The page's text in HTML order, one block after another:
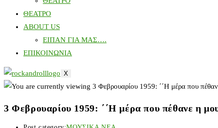
ΘΕΑΤΡΟ
ABOUT US
ΕΙΠΑΝ ΓΙΑ ΜΑΣ….
ΕΠΙΚΟΙΝΩΝΙΑ
X
3 Φεβρουαρίου 1959: ΄΄Η μέρα που πέθανε η